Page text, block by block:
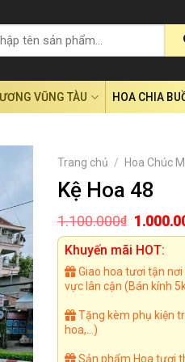
VŨNG TÀU HOA CHIA
Trang chủ / Hoa Chúc
Kệ Hoa 48
1.100.000₫
Giá
gốc
là:
Khuyến mãi HOT:
Giao hoa tươi tận
vực lân cận (Bán kính
Tặng kèm phụ kiện
hoa,...)
Sản phẩm Hoa tươi